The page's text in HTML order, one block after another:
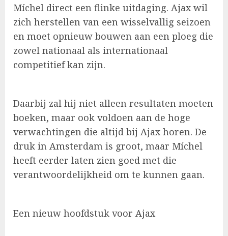
Míchel direct een flinke uitdaging. Ajax wil
zich herstellen van een wisselvallig seizoen
en moet opnieuw bouwen aan een ploeg die
zowel nationaal als internationaal
competitief kan zijn.
Daarbij zal hij niet alleen resultaten moeten
boeken, maar ook voldoen aan de hoge
verwachtingen die altijd bij Ajax horen. De
druk in Amsterdam is groot, maar Míchel
heeft eerder laten zien goed met die
verantwoordelijkheid om te kunnen gaan.
Een nieuw hoofdstuk voor Ajax